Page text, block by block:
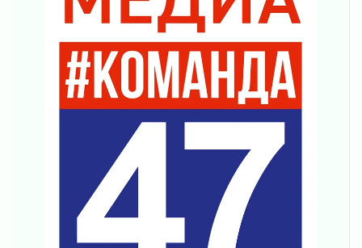
Ленобласть повышает производительность
труда в ЖКХ
03 августа 2026
Поддержка волонтерских объединений
03 августа 2026
Ладожский мост полностью закроют на два
Музеи Ленобласти обновляют пространства
03 августа 2026
Новая площадка: 2027
03 августа 2026
Часть медиков в Ленобласти сможет